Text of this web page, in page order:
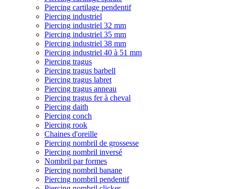
Piercing cartilage pendentif
Piercing industriel
Piercing industriel 32 mm
Piercing industriel 35 mm
Piercing industriel 38 mm
Piercing industriel 40 à 51 mm
Piercing tragus
Piercing tragus barbell
Piercing tragus labret
Piercing tragus anneau
Piercing tragus fer à cheval
Piercing daith
Piercing conch
Piercing rook
Chaines d'oreille
Piercing nombril de grossesse
Piercing nombril inversé
Nombril par formes
Piercing nombril banane
Piercing nombril pendentif